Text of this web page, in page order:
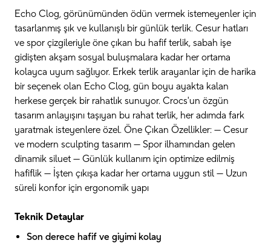
Echo Clog, görünümünden ödün vermek istemeyenler için
tasarlanmış şık ve kullanışlı bir günlük terlik. Cesur hatları
ve spor çizgileriyle öne çıkan bu hafif terlik, sabah işe
gidişten akşam sosyal buluşmalara kadar her ortama
kolayca uyum sağlıyor. Erkek terlik arayanlar için de harika
bir seçenek olan Echo Clog, gün boyu ayakta kalan
herkese gerçek bir rahatlık sunuyor. Crocs'un özgün
tasarım anlayışını taşıyan bu rahat terlik, her adımda fark
yaratmak isteyenlere özel. Öne Çıkan Özellikler: — Cesur
ve modern sculpting tasarım — Spor ilhamından gelen
dinamik siluet — Günlük kullanım için optimize edilmiş
hafiflik — İşten çıkışa kadar her ortama uygun stil — Uzun
süreli konfor için ergonomik yapı
Teknik Detaylar
Son derece hafif ve giyimi kolay